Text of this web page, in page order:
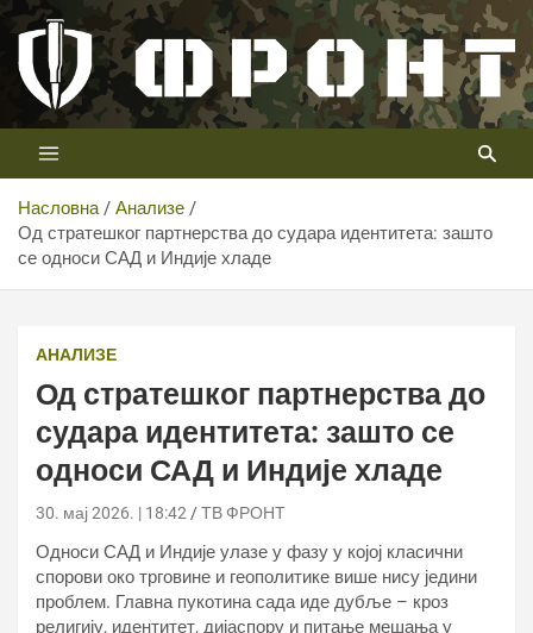
Скип
цонтент
Телевизија ФРОНТ
Први војни канал у Србији
Насловна
Анализе
Од стратешког партнерства до судара идентитета: зашто
се односи САД и Индије хладе
АНАЛИЗЕ
Од стратешког партнерства до
судара идентитета: зашто се
односи САД и Индије хладе
30. мај 2026. | 18:42 ТВ ФРОНТ
Односи САД и Индије улазе у фазу у којој класични
спорови око трговине и геополитике више нису једини
проблем. Главна пукотина сада иде дубље – кроз
религију, идентитет, дијаспору и питање мешања у